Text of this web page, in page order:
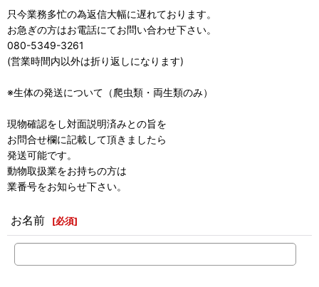
只今業務多忙の為返信大幅に遅れております。
お急ぎの方はお電話にてお問い合わせ下さい。
080-5349-3261
(営業時間内以外は折り返しになります)
※生体の発送について（爬虫類・両生類のみ）
現物確認をし対面説明済みとの旨を
お問合せ欄に記載して頂きましたら
発送可能です。
動物取扱業をお持ちの方は
業番号をお知らせ下さい。
お名前 [必須]